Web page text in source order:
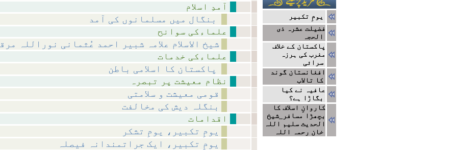
شیخ الاسلام علامہ شبیر احمد عُثمانی نوراللہ
قومی معیشت و سلامتی
بنگلہ دیش کی مخالفت
یومِ تکبیر، یومِ تشکر
یومِ تکبیر، ایک جراتمندانہ فیصلہ
یومِ تکبیر
فضیلت عشرہ ذی
الحجہ
پاکستان کے خلاف
مغرب کی ہرزہ
سرائی
افغانستان گوند
کا تالاب
عافیہ نے کیا
بگاڑا ہے؟
کاروانِ اسلاف کا
بچھڑا مسافر_شیخ
الحدیث سلیم اللہ
خان رحمہ اللہ